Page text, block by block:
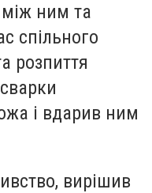
ним та
спільного
розпиття
і вдарив ним
вирішив